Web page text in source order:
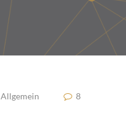
Allgemein
8